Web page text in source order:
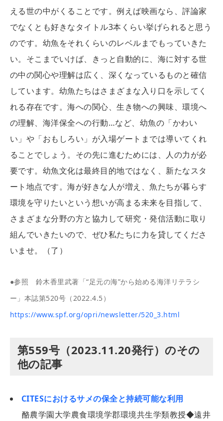
える世の中がくることです。例えば映画なら、評論家
でなくとも好きなタイトル3本くらい挙げられると思う
のです。幼魚をそれくらいのレベルまでもっていきた
い。そこまでいけば、きっと自動的に、海に対する世
の中の関心や理解は広く、深くなっているものと確信
しています。幼魚たちはさまざまな入り口を示してく
れる存在です。海への関心、生き物への興味、環境へ
の理解、海洋保全への行動…など、幼魚の「かわい
い」や「おもしろい」が入場ゲートまでは導いてくれ
ることでしょう。その先に進むためには、人の力が必
要です。幼魚文化は最終目的地ではなく、新たなスタ
ート地点です。海が好きな人が増え、魚たちが暮らす
環境を守りたいという想いが高まる未来を目指して、
さまざまな分野の方と協力して研究・発信活動に取り
組んでいきたいので、ぜひ私たちに力を貸してくださ
いませ。（了）
●参照 鈴木香里武著「“足元の海”から始める海洋リテラシ
ー」本誌第520号（2022.4.5）
https://www.spf.org/opri/newsletter/520_3.html
第559号（2023.11.20発行）のその
他の記事
CITESにおけるサメの保全と持続可能な利用
酪農学園大学農食環境学郡環境共生学類教授◆遠井